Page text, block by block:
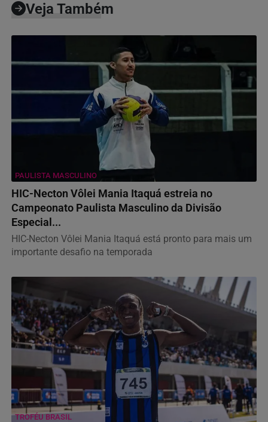
Veja Também
PAULISTA MASCULINO
HIC-Necton Vôlei Mania Itaquá estreia no
Campeonato Paulista Masculino da Divisão
Especial...
HIC-Necton Vôlei Mania Itaquá está pronto para mais um
importante desafio na temporada
TROFÉU BRASIL